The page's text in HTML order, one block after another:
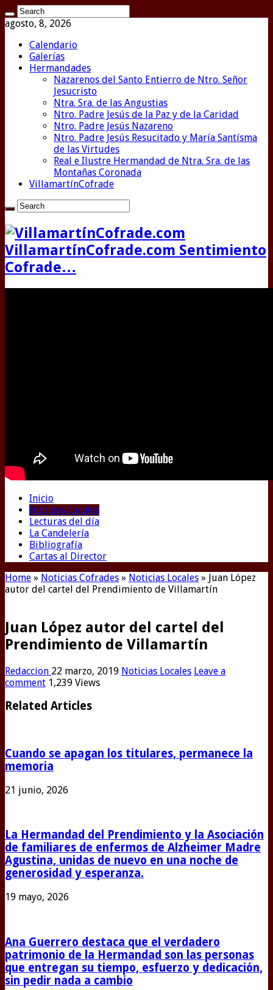
agosto, 8, 2026
Calendario
Galerías
Hermandades
Nazarenos del Santo Entierro de Ntro. Señor
Jesucristo
Ntra. Sra. de las Angustias
Ntro. Padre Jesús de la Paz y de la Caridad
Ntro. Padre Jesús Nazareno
Ntro. Padre Jesús Resucitado y María Santísma
de las Virtudes
Real e Ilustre Hermandad de Ntra. Sra. de las
Montañas Coronada
VillamartínCofrade
VillamartínCofrade.com Sentimiento
Cofrade…
Inicio
Noticias Locales
Lecturas del día
La Candelería
Bibliografía
Cartas al Director
Home » Noticias Cofrades » Noticias Locales » Juan López
autor del cartel del Prendimiento de Villamartín
Juan López autor del cartel del
Prendimiento de Villamartín
Redaccion 22 marzo, 2019 Noticias Locales Leave a
comment 1,239 Views
Related Articles
Cuando se apagan los titulares, permanece la
memoria
21 junio, 2026
La Hermandad del Prendimiento y la Asociación
de familiares de enfermos de Alzheimer Madre
Agustina, unidas de nuevo en una noche de
generosidad y esperanza.
19 mayo, 2026
Ana Guerrero destaca que el verdadero
patrimonio de la Hermandad son las personas
que entregan su tiempo, esfuerzo y dedicación,
sin pedir nada a cambio